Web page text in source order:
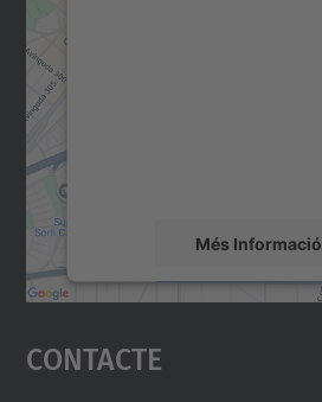
Més Informació
Accepta
powered by
Contacte